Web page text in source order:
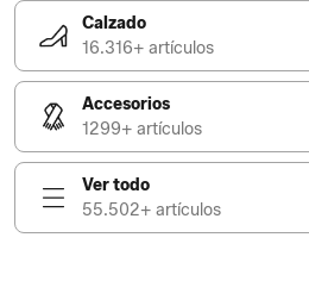
Calzado
16.316+ artículos
Accesorios
1299+ artículos
Ver todo
55.502+ artículos